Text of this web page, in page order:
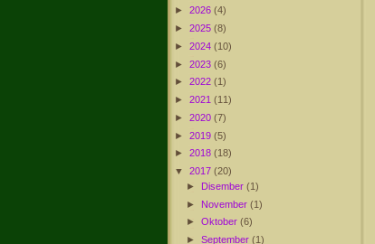
► 2026 (4)
► 2025 (8)
► 2024 (10)
► 2023 (6)
► 2022 (1)
► 2021 (11)
► 2020 (7)
► 2019 (5)
► 2018 (18)
▼
2017 (20)
► Disember(1)
► November(1)
►Oktober(6)
►September(1)